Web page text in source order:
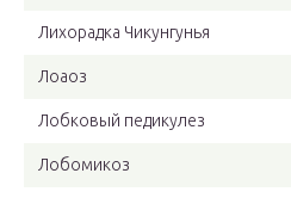
Лихорадка Чикунгунья
Лоаоз
Лобковый педикулез
Лобомикоз